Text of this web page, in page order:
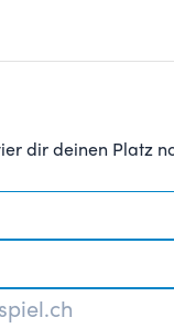
dir deinen Platz